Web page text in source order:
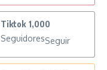
Tiktok 1,000
SeguidoresSeguir